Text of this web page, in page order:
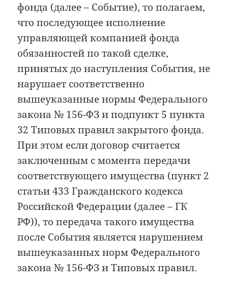
фонда (далее – Событие), то полагаем,
что последующее исполнение
управляющей компанией фонда
обязанностей по такой сделке,
принятых до наступления События, не
нарушает соответственно
вышеуказанные нормы Федерального
закона № 156-ФЗ и подпункт 5 пункта
32 Типовых правил закрытого фонда.
При этом если договор считается
заключенным с момента передачи
соответствующего имущества (пункт 2
статьи 433 Гражданского кодекса
Российской Федерации (далее – ГК
РФ)), то передача такого имущества
после События является нарушением
вышеуказанных норм Федерального
закона № 156-ФЗ и Типовых правил.